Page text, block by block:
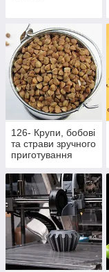
126- Крупи, бобові
та страви зручного
приготування